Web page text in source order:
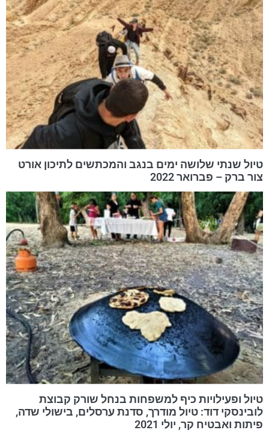
טיול שנתי שלושה ימים בנגב והמכתשים לתיכון אורט
צור ברק – פברואר 2022
טיול ופעילויות כיף למשפחות בנחל שורק קבוצת
לובינסקי דוד: טיול מודרך, סדנת ערסלים, בישולי שדה,
פיתות ואבטיח קר, יולי 2021